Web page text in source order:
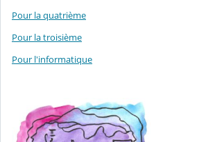
Pour la quatrième
Pour la troisième
Pour l'informatique